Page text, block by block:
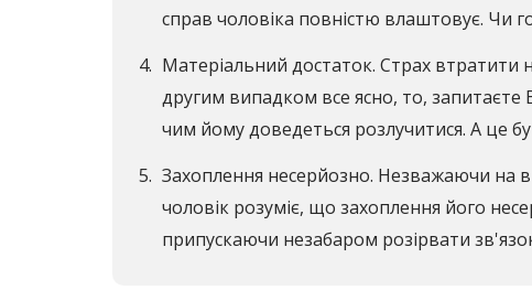
справ чоловіка повністю влаштовує. Чи
Матеріальний достаток. Страх втратити
другим випадком все ясно, то, запитаєте
чим йому доведеться розлучитися. А це
Захоплення несерйозно. Незважаючи на
чоловік розуміє, що захоплення його
припускаючи незабаром розірвати